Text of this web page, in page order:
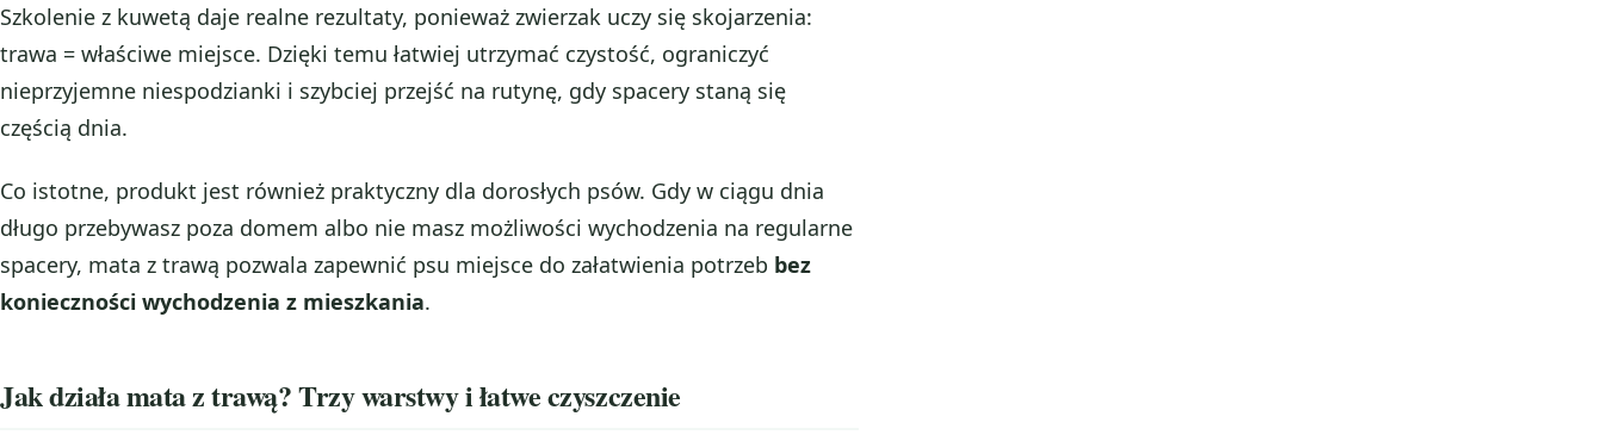
Szkolenie z kuwetą daje realne rezultaty, ponieważ zwierzak uczy się skojarzenia:
trawa = właściwe miejsce. Dzięki temu łatwiej utrzymać czystość, ograniczyć
nieprzyjemne niespodzianki i szybciej przejść na rutynę, gdy spacery staną się
częścią dnia.
Co istotne, produkt jest również praktyczny dla dorosłych psów. Gdy w ciągu dnia
długo przebywasz poza domem albo nie masz możliwości wychodzenia na regularne
spacery, mata z trawą pozwala zapewnić psu miejsce do załatwienia potrzeb bez
konieczności wychodzenia z mieszkania.
Jak działa mata z trawą? Trzy warstwy i łatwe czyszczenie